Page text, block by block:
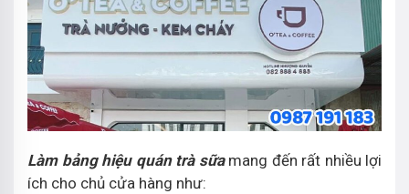
Làm bảng hiệu quán trà sữamang đến rất nhiều lợi
ích cho chủ cửa hàng như: